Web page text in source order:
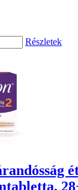
Részletek